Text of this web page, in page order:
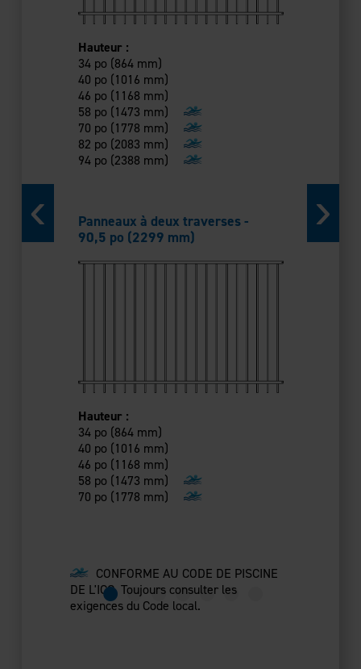
Hauteur :
34 po (864 mm)
40 po (1016 mm)
46 po (1168 mm)
58 po (1473 mm)
70 po (1778 mm)
82 po (2083 mm)
94 po (2388 mm)
Panneaux à deux traverses -
90,5 po (2299 mm)
Hauteur :
34 po (864 mm)
40 po (1016 mm)
46 po (1168 mm)
58 po (1473 mm)
70 po (1778 mm)
CONFORME AU CODE DE PISCINE
DE L'ICC. Toujours consulter les
exigences du Code local.